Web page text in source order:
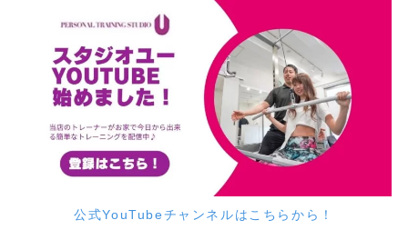
公式YouTubeチャンネルはこちらから！